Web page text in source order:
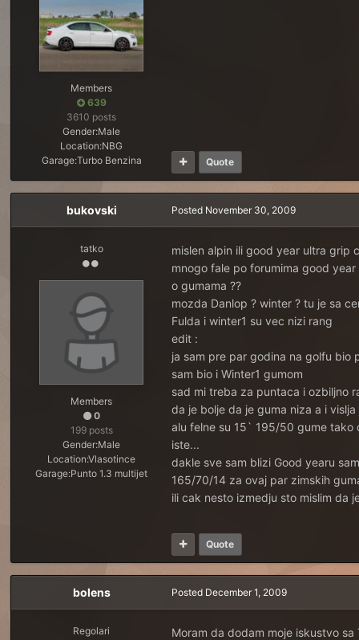
Members
639
3610 posts
Gender:Male
Location:NBG
Garage:Turbo Benzina Quote
bukovski
tatko
Members
0
199 posts
Gender:Male
Location:Vlasotince
Garage:Punto 1.3 multijet
Posted November 30, 2009
mislen alpin ili good year ultra grip
mnogo fale po forumima good
o gumama ??
mozda Danlop ? winter ? tu je sa
Fulda i winter1 su vec nizi rang
edit :
ja sam pre par godina na golfu bio
sam bio i Winter1 gumom
sad mi treba za puntaca i ozbiljno
da je bolje da je guma niza a i
alu felne su 15` 195/50 gume tako
iste...
dakle sve sam blizi Good yearu
165/70/14 za ovaj par zimskih
ili cak nesto izmedju sto mislim da
Quote
bolens
Regolari
Posted December 1, 2009
Moram da dodam moje iskustvo